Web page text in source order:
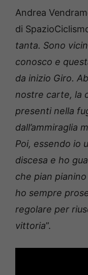
Andrea
di
tanta. Sono
conosco e
da inizio Giro.
nostre carte, la
presenti nella
dall’ammiraglia
Poi, essendo io
discesa e ho
che pian
ho sempre
regolare per
vittoria”.